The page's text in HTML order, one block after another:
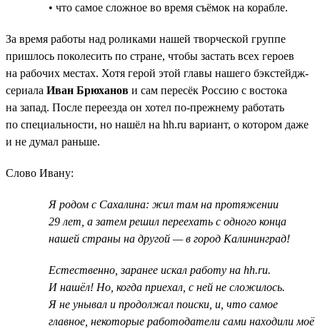
• что самое сложное во время съёмок на корабле.
За время работы над роликами нашей творческой группе
пришлось поколесить по стране, чтобы застать всех героев
на рабочих местах. Хотя герой этой главы нашего бэкстейдж-
сериала Иван Брюханов и сам пересёк Россию с востока
на запад. После переезда он хотел по-прежнему работать
по специальности, но нашёл на hh.ru вариант, о котором даже
и не думал раньше.
Слово Ивану:
Я родом с Сахалина: жил там на протяжении
29 лет, а затем решил переехать с одного конца
нашей страны на другой — в город Калининград!
Естественно, заранее искал работу на hh.ru.
И нашёл! Но, когда приехал, с ней не сложилось.
Я не унывал и продолжал поиски, и, что самое
главное, некоторые работодатели сами находили моё